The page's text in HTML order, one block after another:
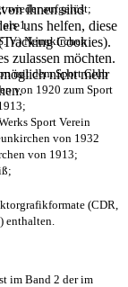
ihnen sind
uns helfen, diese
Cookies).
zulassen möchten.
nicht mehr
wieder aufgelöst;
als 1.
V.) Neunkirchen
mit dem Sport Club
von 1920 zum Sport
Sport Verein
von 1932
von 1913;
(CDR,
enthalten.
im Band 2 der im